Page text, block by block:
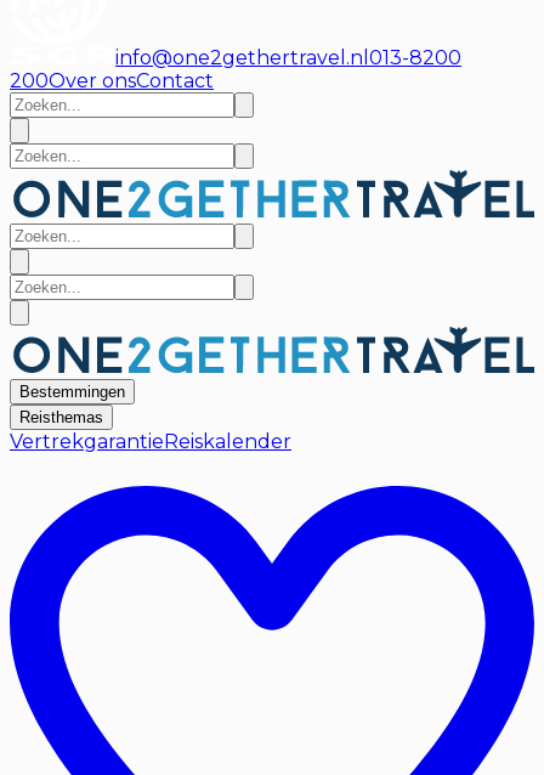
info@one2gethertravel.nl 013-8200
200Over onsContact
Bestemmingen
Reisthemas
Vertrekgarantie Reiskalender